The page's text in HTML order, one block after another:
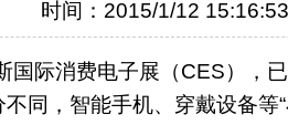
时间：2015/1/12 15:16:53
国际消费电子展（CES），
同，智能手机、穿戴设备等